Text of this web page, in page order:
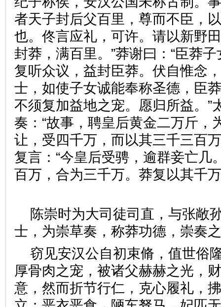
者天子封后父百里，尊而不臣，
也。佟言应礼，可许。请以新野
封莽，满百里。”莽谢曰：“臣莽
复听众议，益封臣莽。伏自惟念
士，如使子女诚能奉称圣德，臣
不须复加益地之宠。愿归所益。”
奏：“故事，聘皇后黄金二万斤，
让，受四千万，而以其三千三百
复言：“今皇后受骋，逾群妾亡几
百万，合为三千万。莽复以其
陈崇时为大司徒司直，与张敞
士，为崇草奏，称莽功德，
窃见安汉公自初束脩，值世俗
厚骨肉之宠，被诸父赫赫之光，
意，然而折节行仁，克心履礼，